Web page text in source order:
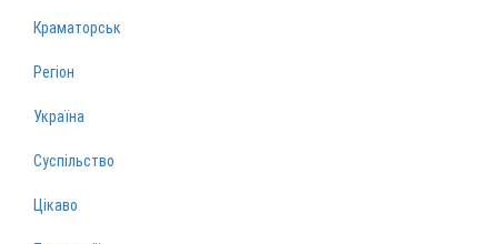
Краматорськ
Регіон
Україна
Суспільство
Цікаво